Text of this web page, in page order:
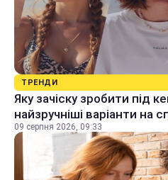
ТРЕНДИ
Яку зачіску зробити під
найзручніші варіанти на
09 серпня 2026, 09:33